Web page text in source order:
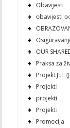
Obavijesti
obavijesti
OUR
Praksa za
Projekt JET
Projekti
projekti
Projekti
Promocija